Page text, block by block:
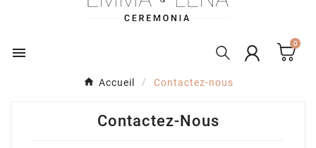

0
Accueil Contactez-nous
Contactez-Nous